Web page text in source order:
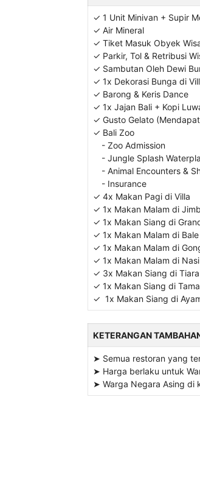
✓ 1 Unit Minivan + Supir
✓ Air Mineral
✓ Tiket Masuk Obyek
✓ Parkir, Tol & Retribusi
✓ Sambutan Oleh Dewi
✓ 1x Dekorasi Bunga di
✓ Barong & Keris Dance
✓ 1x Jajan Bali + Kopi
✓ Gusto Gelato
✓ Bali Zoo
- Zoo Admission
- Jungle Splash
- Animal Encounters &
- Insurance
✓ 4x Makan Pagi di Villa
✓ 1x Makan Malam di
✓ 1x Makan Siang di
✓ 1x Makan Malam di
✓ 1x Makan Malam di
✓ 1x Makan Malam di
✓ 3x Makan Siang di
✓ 1x Makan Siang di
✓ 1x Makan Siang di
KETERANGAN
➤ Semua restoran yang
➤ Harga berlaku untuk
➤ Warga Negara Asing di